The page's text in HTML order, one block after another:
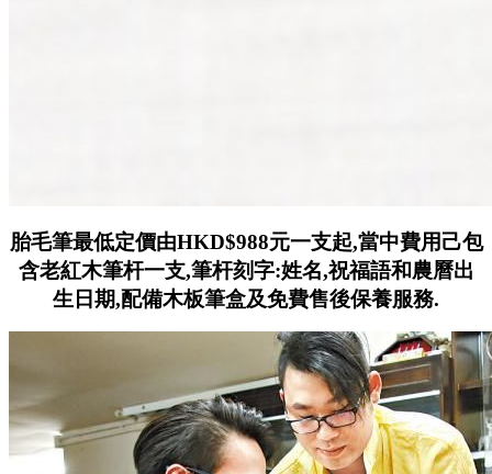
胎毛筆最低定價由HKD$988元一支起,當中費用己包
含老紅木筆杆一支,筆杆刻字:姓名,祝福語和農曆出
生日期,配備木板筆盒及免費售後保養服務.